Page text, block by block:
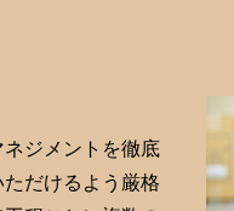
ジメントを徹底
だけるよう厳格